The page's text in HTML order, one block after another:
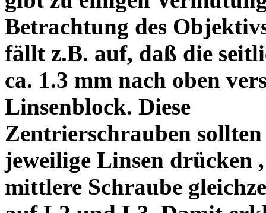
Betrachtung des
fällt z.B. auf, daß die
ca. 1.3 mm nach oben
Linsenblock. Diese
Zentrierschrauben
jeweilige Linsen drücken
mittlere Schraube